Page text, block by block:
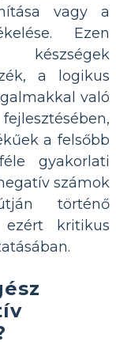
vagy a
Ezen
a logikus
való
a felsőbb
gyakorlati
számok
történő
ezért kritikus